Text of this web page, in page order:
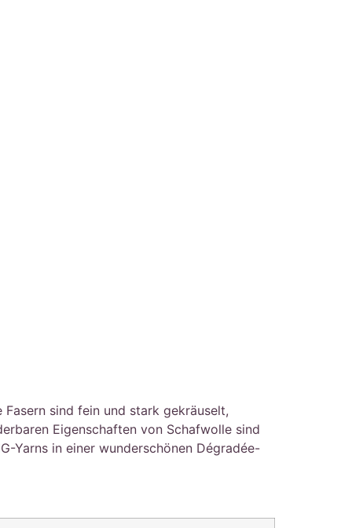
sind fein und stark gekräuselt,
Eigenschaften von Schafwolle sind
Yarns in einer wunderschönen Dégradée-